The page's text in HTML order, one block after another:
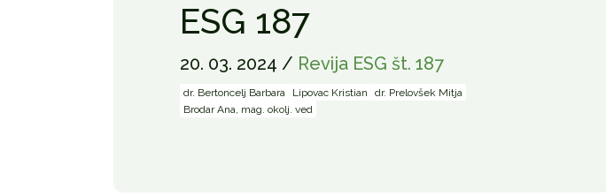
ESG 187
20. 03. 2024 / Revija ESG št. 187
dr. Bertoncelj Barbara Lipovac Kristian
dr. Prelovšek Mitja
Brodar Ana, mag. okolj. ved